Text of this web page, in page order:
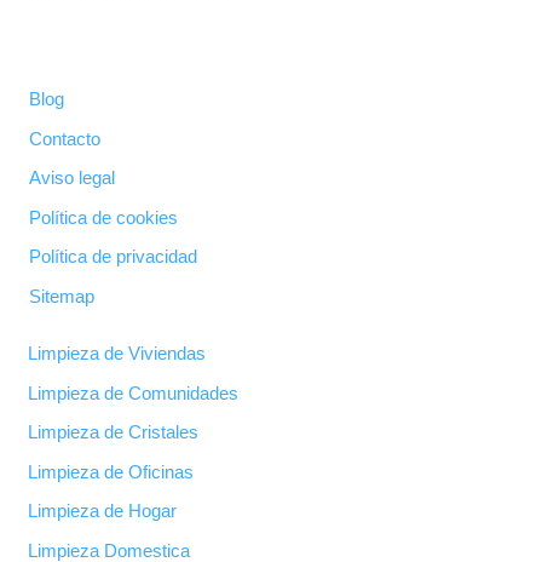
Blog
Contacto
Aviso legal
Política de cookies
Política de privacidad
Sitemap
Limpieza de Viviendas
Limpieza de Comunidades
Limpieza de Cristales
Limpieza de Oficinas
Limpieza de Hogar
Limpieza Domestica